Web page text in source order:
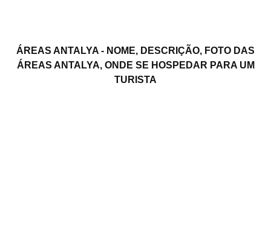
ÁREAS ANTALYA - NOME, DESCRIÇÃO, FOTO DAS
ÁREAS ANTALYA, ONDE SE HOSPEDAR PARA UM
TURISTA